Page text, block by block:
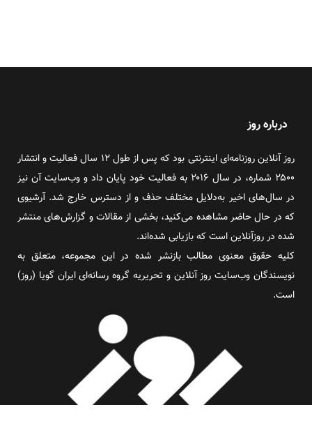
درباره روز
روز آنلاین روزنامه‌ای اینترنتی بود که پس از طول ۱۲ سال فعالیت و انتشار
۲۵۰۰ شماره، در سال ۲۰۱۶ به فعالیت خود پایان داد و وب‌سایت آن نیز
در سال‌های اخیر به‌دلایل مختلف حذف و از دسترس خارج شد. آرشیوی
که در حال حاضر مشاهده می‌کنید، بخشی از مقالات و گزارش‌های منتشر
شده در روزآنلاین است که بازیابی شده‌اند.
کلیه حقوق معنوی مطالب بازنشر شده در این مجموعه، متعلق به
نویسندگان وب‌سایت روز آنلاین و تحریریه گروه رسانه‌ای ایران گویا (روز)
است.